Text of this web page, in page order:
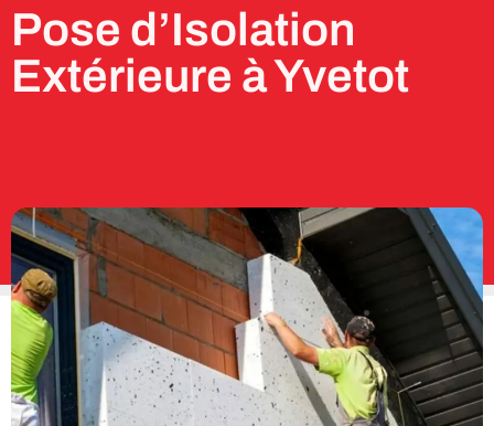
Pose d’Isolation
Extérieure à Yvetot